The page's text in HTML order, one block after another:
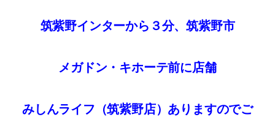
筑紫野インターから３分、筑紫野市
メガドン・キホーテ前に店舗
みしんライフ（筑紫野店）ありますのでご